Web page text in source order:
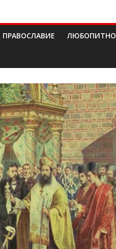
ПРАВОСЛАВИЕ ЛЮБОПИТНО